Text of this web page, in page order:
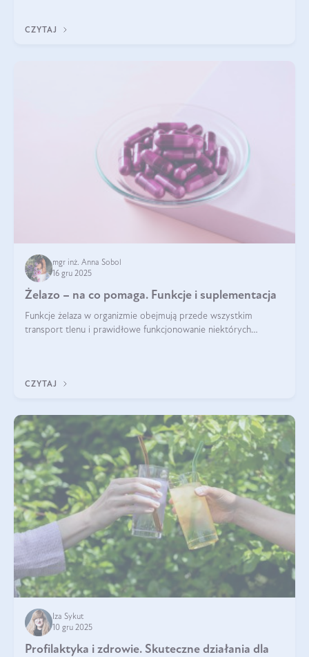
CZYTAJ
mgr inż. Anna Sobol
16 gru 2025
Żelazo – na co pomaga. Funkcje i suplementacja
Funkcje żelaza w organizmie obejmują przede wszystkim
transport tlenu i prawidłowe funkcjonowanie niektórych
CZYTAJ
Iza Sykut
10 gru 2025
Profilaktyka i zdrowie. Skuteczne działania dla